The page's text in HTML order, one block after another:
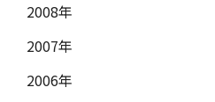
2008年
2007年
2006年